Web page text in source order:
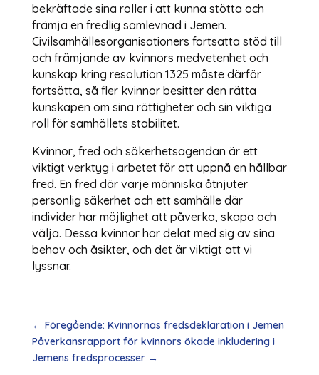
bekräftade sina roller i att kunna stötta och
främja en fredlig samlevnad i Jemen.
Civilsamhällesorganisationers fortsatta stöd till
och främjande av kvinnors medvetenhet och
kunskap kring resolution 1325 måste därför
fortsätta, så fler kvinnor besitter den rätta
kunskapen om sina rättigheter och sin viktiga
roll för samhällets stabilitet.
Kvinnor, fred och säkerhetsagendan är ett
viktigt verktyg i arbetet för att uppnå en hållbar
fred. En fred där varje människa åtnjuter
personlig säkerhet och ett samhälle där
individer har möjlighet att påverka, skapa och
välja. Dessa kvinnor har delat med sig av sina
behov och åsikter, och det är viktigt att vi
lyssnar.
← Föregående: Kvinnornas fredsdeklaration i Jemen
Påverkansrapport för kvinnors ökade inkludering i
Jemens fredsprocesser→